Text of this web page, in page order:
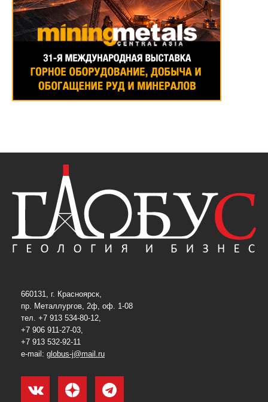
660131, г. Красноярск,
пр. Металлургов, 2ф, оф. 1-08
тел. +7 913 534-80-12,
+7 906 911-27-03,
+7 913 532-92-11
e-mail: globus-j@mail.ru